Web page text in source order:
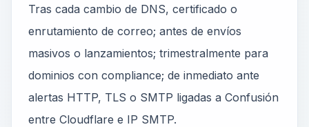
Tras cada cambio de DNS, certificado o
enrutamiento de correo; antes de envíos
masivos o lanzamientos; trimestralmente para
dominios con compliance; de inmediato ante
alertas HTTP, TLS o SMTP ligadas a Confusión
entre Cloudflare e IP SMTP.